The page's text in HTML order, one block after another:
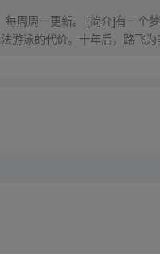
周周一更新。 [简介]有一个
游泳的代价。十年后，路飞